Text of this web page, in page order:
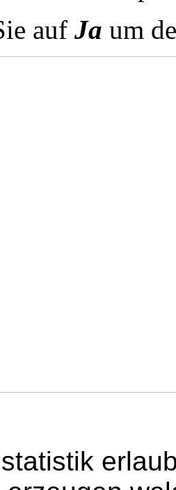
auf Ja um